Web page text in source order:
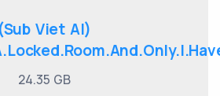
(Sub Viet AI)
24.35 GB